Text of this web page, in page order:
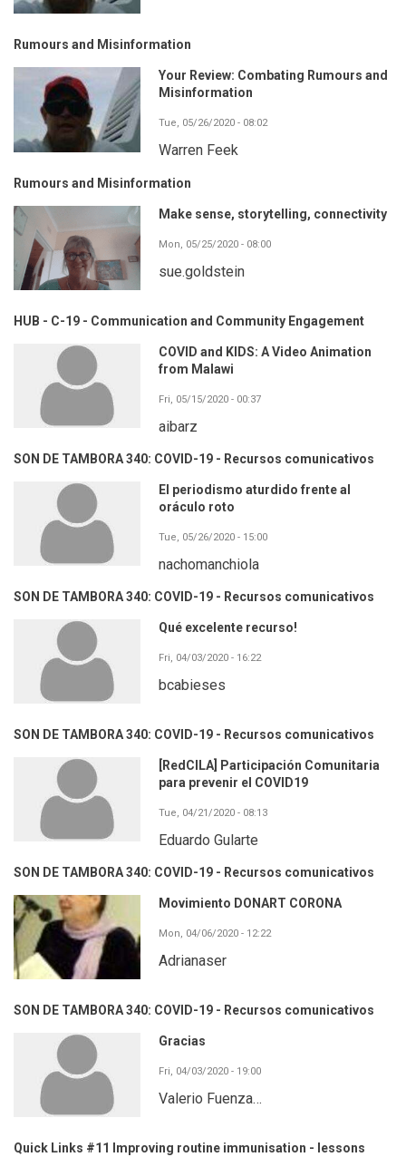
Rumours and Misinformation
Your Review: Combating Rumours and
Misinformation
Tue, 05/26/2020 - 08:02
Warren Feek
Rumours and Misinformation
Make sense, storytelling, connectivity
Mon, 05/25/2020 - 08:00
sue.goldstein
HUB - C-19 - Communication and Community Engagement
COVID and KIDS: A Video Animation
from Malawi
Fri, 05/15/2020 - 00:37
aibarz
SON DE TAMBORA 340: COVID-19 - Recursos comunicativos
El periodismo aturdido frente al
oráculo roto
Tue, 05/26/2020 - 15:00
nachomanchiola
SON DE TAMBORA 340: COVID-19 - Recursos comunicativos
Qué excelente recurso!
Fri, 04/03/2020 - 16:22
bcabieses
SON DE TAMBORA 340: COVID-19 - Recursos comunicativos
[RedCILA] Participación Comunitaria
para prevenir el COVID19
Tue, 04/21/2020 - 08:13
Eduardo Gularte
SON DE TAMBORA 340: COVID-19 - Recursos comunicativos
Movimiento DONART CORONA
Mon, 04/06/2020 - 12:22
Adrianaser
SON DE TAMBORA 340: COVID-19 - Recursos comunicativos
Gracias
Fri, 04/03/2020 - 19:00
Valerio Fuenza…
Quick Links #11 Improving routine immunisation - lessons